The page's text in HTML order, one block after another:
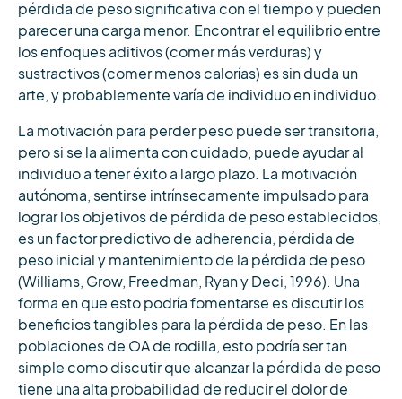
pérdida de peso significativa con el tiempo y pueden
parecer una carga menor. Encontrar el equilibrio entre
los enfoques aditivos (comer más verduras) y
sustractivos (comer menos calorías) es sin duda un
arte, y probablemente varía de individuo en individuo.
La motivación para perder peso puede ser transitoria,
pero si se la alimenta con cuidado, puede ayudar al
individuo a tener éxito a largo plazo. La motivación
autónoma, sentirse intrínsecamente impulsado para
lograr los objetivos de pérdida de peso establecidos,
es un factor predictivo de adherencia, pérdida de
peso inicial y mantenimiento de la pérdida de peso
(Williams, Grow, Freedman, Ryan y Deci, 1996). Una
forma en que esto podría fomentarse es discutir los
beneficios tangibles para la pérdida de peso. En las
poblaciones de OA de rodilla, esto podría ser tan
simple como discutir que alcanzar la pérdida de peso
tiene una alta probabilidad de reducir el dolor de